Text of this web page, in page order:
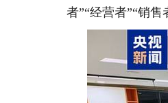
者”“经营者”“销售